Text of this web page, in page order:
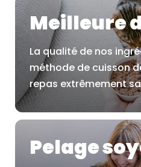
Meilleure
La qualité de nos
méthode de cuisson
repas extrêmement
Pelage